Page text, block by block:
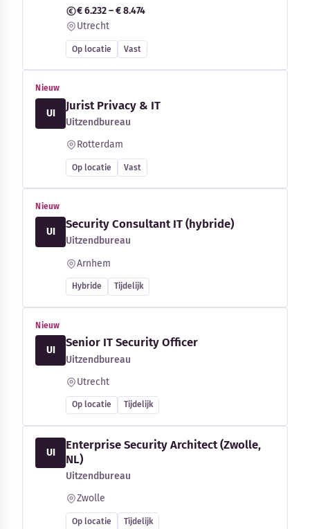
€ 6.232 – € 8.474
Utrecht
Op locatie Vast
Nieuw
UI
Jurist Privacy & IT
Uitzendbureau
Rotterdam
Op locatie Vast
Nieuw
UI
Security Consultant IT (hybride)
Uitzendbureau
Arnhem
Hybride Tijdelijk
Nieuw
UI
Senior IT Security Officer
Uitzendbureau
Utrecht
Op locatie Tijdelijk
UI
Enterprise Security Architect (Zwolle,
NL)
Uitzendbureau
Zwolle
Op locatie Tijdelijk